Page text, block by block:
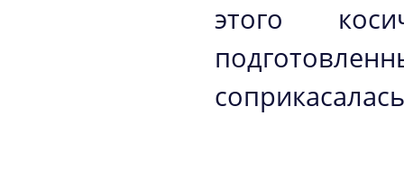
этого